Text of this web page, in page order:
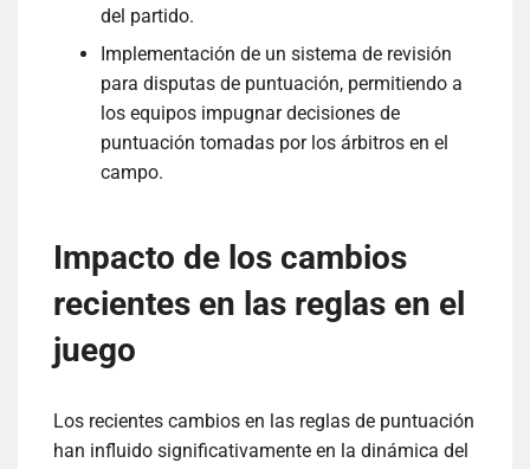
del partido.
Implementación de un sistema de revisión
para disputas de puntuación, permitiendo a
los equipos impugnar decisiones de
puntuación tomadas por los árbitros en el
campo.
Impacto de los cambios
recientes en las reglas en el
juego
Los recientes cambios en las reglas de puntuación
han influido significativamente en la dinámica del